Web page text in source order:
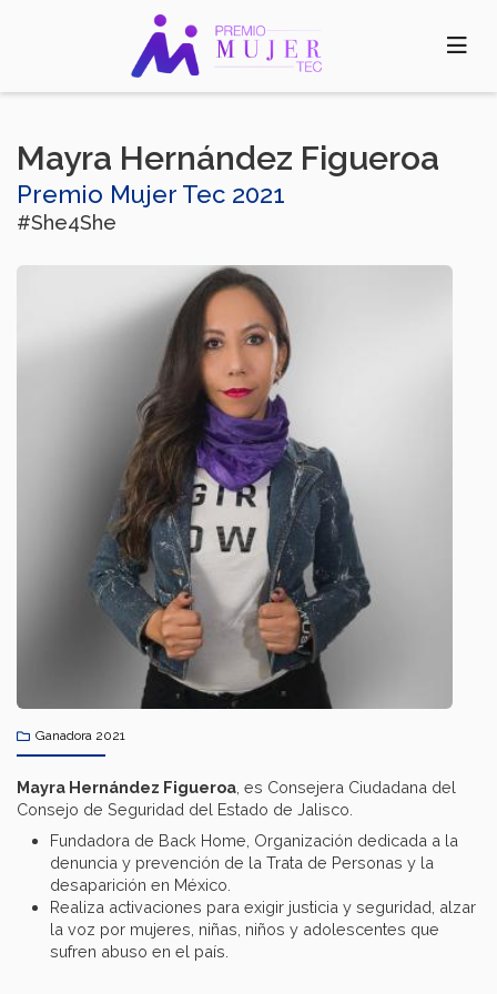
Mayra Hernández Figueroa
Premio Mujer Tec 2021
#She4She
Ganadora 2021
Mayra Hernández Figueroa , es Consejera Ciudadana del
Consejo de Seguridad del Estado de Jalisco.
Fundadora de Back Home, Organización dedicada a la
denuncia y prevención de la Trata de Personas y la
desaparición en México.
Realiza activaciones para exigir justicia y seguridad, alzar
la voz por mujeres, niñas, niños y adolescentes que
sufren abuso en el país.